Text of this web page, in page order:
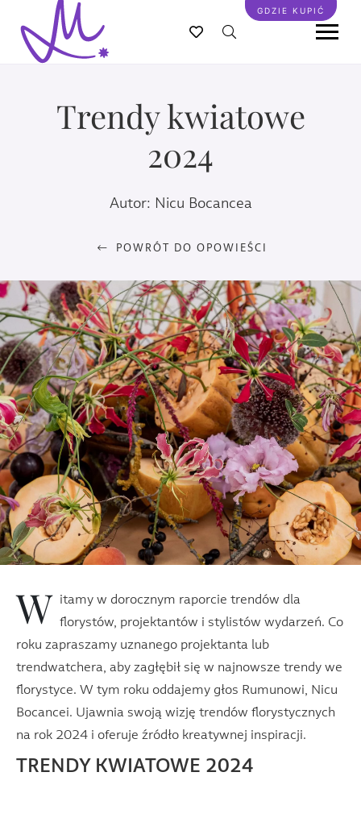
treści
GDZIE KUPIĆ
Trendy kwiatowe
2024
Autor: Nicu Bocancea
POWRÓT DO OPOWIEŚCI
W itamy w dorocznym raporcie trendów dla
florystów, projektantów i stylistów wydarzeń. Co
roku zapraszamy uznanego projektanta lub
trendwatchera, aby zagłębił się w najnowsze trendy we
florystyce. W tym roku oddajemy głos Rumunowi, Nicu
Bocancei. Ujawnia swoją wizję trendów florystycznych
na rok 2024 i oferuje źródło kreatywnej inspiracji.
TRENDY KWIATOWE 2024